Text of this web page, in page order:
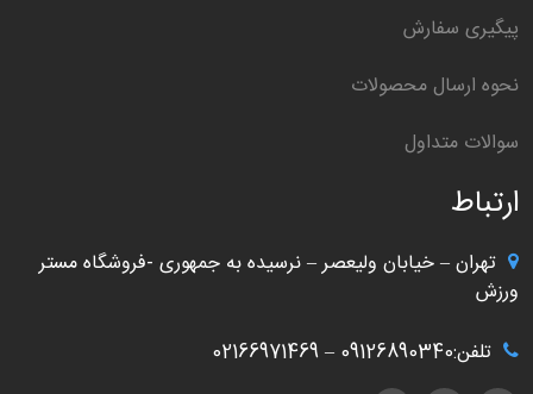
پیگیری سفارش
نحوه ارسال محصولات
سوالات متداول
ارتباط
تهران – خیابان ولیعصر – نرسیده به جمهوری -فروشگاه مستر
ورزش
تلفن:09126890340 – 02166971469